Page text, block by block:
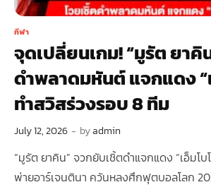
กีฬา
จุดเปลี่ยนเกม! “มูรัต ยาคิ
ดำพลาดมหันต์ แจกแดง “
ทำสวิสร่วงรอบ 8 ทีม
July 12, 2026 - byadmin
“มูรัต ยาคิน” จวกยับเชิ้ตดำแจกแดง “เอ็มโ
พ่ายอาร์เจนตินา ควันหลงศึกฟุตบอลโลก